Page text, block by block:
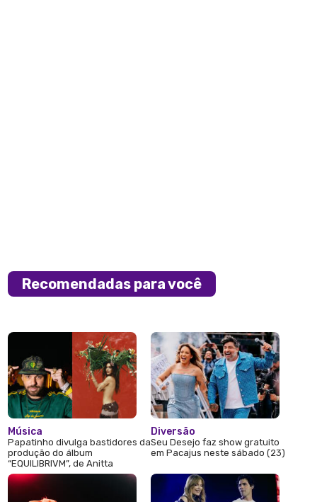
Recomendadas para você
Música
Papatinho divulga bastidores da
produção do álbum
“EQUILIBRIVM”, de Anitta
Diversão
Seu Desejo faz show gratuito
em Pacajus neste sábado (23)